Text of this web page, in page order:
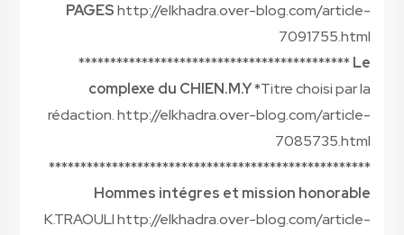
PAGEShttp://elkhadra.over-blog.com/article-
7091755.html
*******************************************Le
complexe du CHIEN.M.Y*Titre choisi par la
rédaction. http://elkhadra.over-blog.com/article-
7085735.html
***************************************************
Hommes intégres et mission honorable
K.TRAOULI http://elkhadra.over-blog.com/article-